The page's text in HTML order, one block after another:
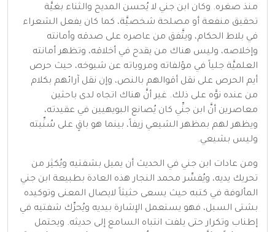
منذ صغره. وكان ابن جني لا يُحسن المديح والثناء بغيَّة
تحقيق منفعة أو مصلحة شخصيَّة، كما كان يفعل الشعراء
في بلاط الحكام، ويتَّفق من عاصره على صدقه وأمانته
وإخلاصه، وليس هناك من يقدح في أخلاقه، وتظهر أمانته
العلميَّة جلياً في مؤلفاته ومروياته عن شيوخه، حيث حرص
أيم الحرص على نقل أقوالهم بالنص، وإن نقل آرائهم بكلام
من عنده نوَّه على ذلك. غير أنَّ هناك اتجاه لدى باحثين
معاصرين أنَّ ابن جنِّي كان يُصانع البويهيين في عقيدته،
ويظهر لهم بمظهر الشيعي زيفاً، بينما هو باقٍ على سُنِّيته
وليس بشيعي.
ومن عادات ابن جني في الحديث أن يميل بشفتيه ويُكثِر من
تحريك يديه، ويُفسِّر محمد النجار هذه العادة بطبيعة ابن جني
المألوفة في كتبه حيث يسعى حثيثاً لايصال المعنى وتوكيده
بشتى السبل، فهو يستعمل الإشارة بيديه ويُحرِّك شفتيه في
إطناب وتكرار حتى يلفت انتباه السامع إلى حديثه. ويحتمل